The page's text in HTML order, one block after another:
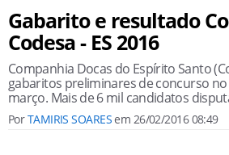
Gabarito e resultado
Codesa - ES 2016
Companhia Docas do Espírito Santo
gabaritos preliminares de concurso
março. Mais de 6 mil candidatos
PorTAMIRIS SOARESem 26/02/2016 08:49